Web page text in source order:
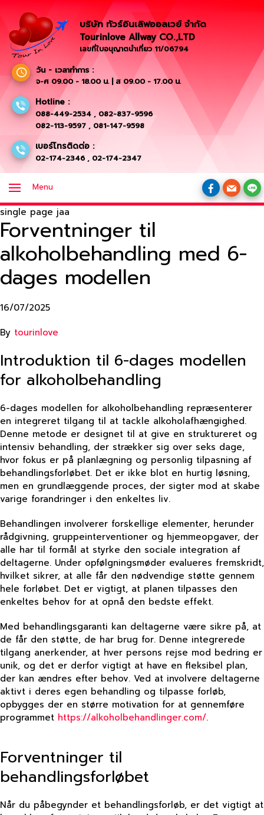
บริษัท ทัวร์อินเลิฟออลเวย์ จำกัด
Tourinlove Allway CO.,LTD
เลขที่ใบอนุญาตนำเที่ยว 11/06794
วัน - เวลาทำการ :
จ-ศ 09.00 - 18.00 น. | ส 09.00 - 17.00 น.
Hotline :
088-449-2534 , 082-837-9596
082-113-9597 , 081-147-9598
เบอร์โทรติดต่อ :
02-174-2346 , 02-174-2347
Menu
single page jaa
Forventninger til
alkoholbehandling med 6-
dages modellen
16/07/2025
By tourinlove
Introduktion til 6-dages modellen
for alkoholbehandling
6-dages modellen for alkoholbehandling repræsenterer
en integreret tilgang til at tackle alkoholafhængighed.
Denne metode er designet til at give en struktureret og
intensiv behandling, der strækker sig over seks dage,
hvor fokus er på planlægning og personlig tilpasning af
behandlingsforløbet. Det er ikke blot en hurtig løsning,
men en grundlæggende proces, der sigter mod at skabe
varige forandringer i den enkeltes liv.
Behandlingen involverer forskellige elementer, herunder
rådgivning, gruppeinterventioner og hjemmeopgaver, der
alle har til formål at styrke den sociale integration af
deltagerne. Under opfølgningsmøder evalueres fremskridt,
hvilket sikrer, at alle får den nødvendige støtte gennem
hele forløbet. Det er vigtigt, at planen tilpasses den
enkeltes behov for at opnå den bedste effekt.
Med behandlingsgaranti kan deltagerne være sikre på, at
de får den støtte, de har brug for. Denne integrerede
tilgang anerkender, at hver persons rejse mod bedring er
unik, og det er derfor vigtigt at have en fleksibel plan,
der kan ændres efter behov. Ved at involvere deltagerne
aktivt i deres egen behandling og tilpasse forløb,
opbygges der en større motivation for at gennemføre
programmet https://alkoholbehandlinger.com/.
Forventninger til
behandlingsforløbet
Når du påbegynder et behandlingsforløb, er det vigtigt at